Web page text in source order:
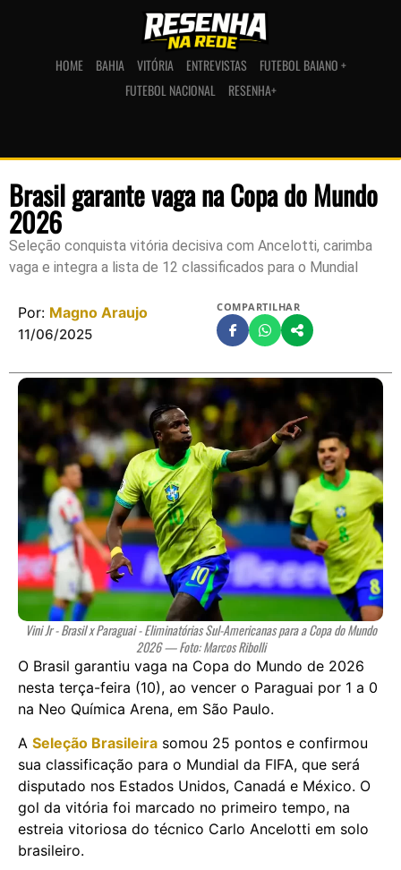
HOME BAHIA VITÓRIA ENTREVISTAS
FUTEBOL BAIANO +
FUTEBOL NACIONAL
RESENHA+
Brasil garante vaga na Copa do Mundo
2026
Seleção conquista vitória decisiva com Ancelotti, carimba
vaga e integra a lista de 12 classificados para o Mundial
Por: Magno Araujo
11/06/2025
COMPARTILHAR
Vini Jr - Brasil x Paraguai - Eliminatórias Sul-Americanas para a Copa do Mundo
2026 — Foto: Marcos Ribolli
O Brasil garantiu vaga na Copa do Mundo de 2026
nesta terça-feira (10), ao vencer o Paraguai por 1 a 0
na Neo Química Arena, em São Paulo.
A Seleção Brasileira somou 25 pontos e confirmou
sua classificação para o Mundial da FIFA, que será
disputado nos Estados Unidos, Canadá e México. O
gol da vitória foi marcado no primeiro tempo, na
estreia vitoriosa do técnico Carlo Ancelotti em solo
brasileiro.